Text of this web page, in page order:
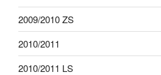
2009/2010 ZS
2010/2011
2010/2011 LS